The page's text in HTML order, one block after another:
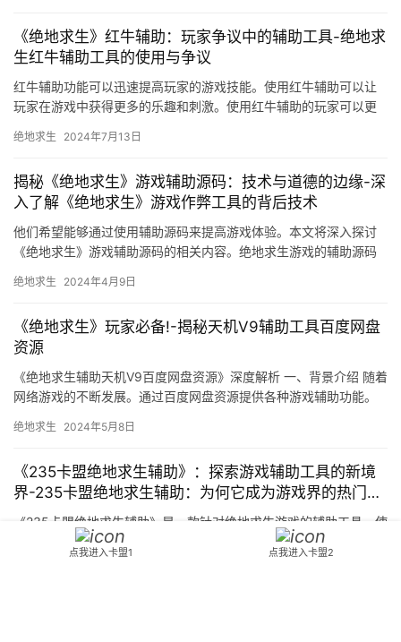
《绝地求生》红牛辅助：玩家争议中的辅助工具-绝地求
生红牛辅助工具的使用与争议
红牛辅助功能可以迅速提高玩家的游戏技能。使用红牛辅助可以让
玩家在游戏中获得更多的乐趣和刺激。使用红牛辅助的玩家可以更
绝地求生 2024年7月13日
揭秘《绝地求生》游戏辅助源码：技术与道德的边缘-深
入了解《绝地求生》游戏作弊工具的背后技术
他们希望能够通过使用辅助源码来提高游戏体验。本文将深入探讨
《绝地求生》游戏辅助源码的相关内容。绝地求生游戏的辅助源码
绝地求生 2024年4月9日
《绝地求生》玩家必备!-揭秘天机V9辅助工具百度网盘
资源
《绝地求生辅助天机V9百度网盘资源》深度解析 一、背景介绍 随着
网络游戏的不断发展。通过百度网盘资源提供各种游戏辅助功能。
绝地求生 2024年5月8日
《235卡盟绝地求生辅助》：探索游戏辅助工具的新境
界-235卡盟绝地求生辅助：为何它成为游戏界的热门选
择？
《235卡盟绝地求生辅助》是一款针对绝地求生游戏的辅助工具。使
用辅助工具可能会影响游戏的公平性。过度使用辅助工具可能会影
响自己的游戏体验和健康。
点我进入卡盟1 点我进入卡盟2